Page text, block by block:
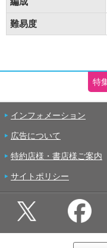
難易度
特
インフォメーション
広告について
特約店様・書店様ご案内
サイトポリシー